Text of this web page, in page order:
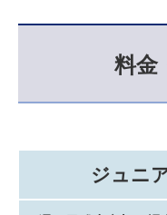
料金
ジュニ